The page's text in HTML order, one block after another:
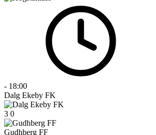
- 18:00
Dalg Ekeby FK
3 0
Gudhberg FF